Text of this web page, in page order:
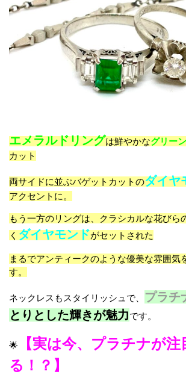
エメラルドリングは鮮やかなグリーン
カット
両サイドに並ぶバゲットカットのダイヤ
アクセントに。
もう一方のリングは、クラシカルな花びら
く ダイヤモンドがセットされた
まるでアンティークのような優美な雰囲気
す。
ネックレスもスタイリッシュで、 プラチ
とりとした輝きが魅力です。
🌟
【実は今、プラチナが注
る！？】